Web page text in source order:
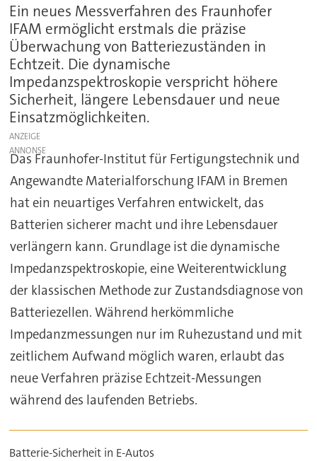
Ein neues Messverfahren des Fraunhofer
IFAM ermöglicht erstmals die präzise
Überwachung von Batteriezuständen in
Echtzeit. Die dynamische
Impedanzspektroskopie verspricht höhere
Sicherheit, längere Lebensdauer und neue
Einsatzmöglichkeiten.
ANZEIGE
Das Fraunhofer-Institut für Fertigungstechnik und
Angewandte Materialforschung IFAM in Bremen
hat ein neuartiges Verfahren entwickelt, das
Batterien sicherer macht und ihre Lebensdauer
verlängern kann. Grundlage ist die dynamische
Impedanzspektroskopie, eine Weiterentwicklung
der klassischen Methode zur Zustandsdiagnose von
Batteriezellen. Während herkömmliche
Impedanzmessungen nur im Ruhezustand und mit
zeitlichem Aufwand möglich waren, erlaubt das
neue Verfahren präzise Echtzeit-Messungen
während des laufenden Betriebs.
Batterie-Sicherheit in E-Autos